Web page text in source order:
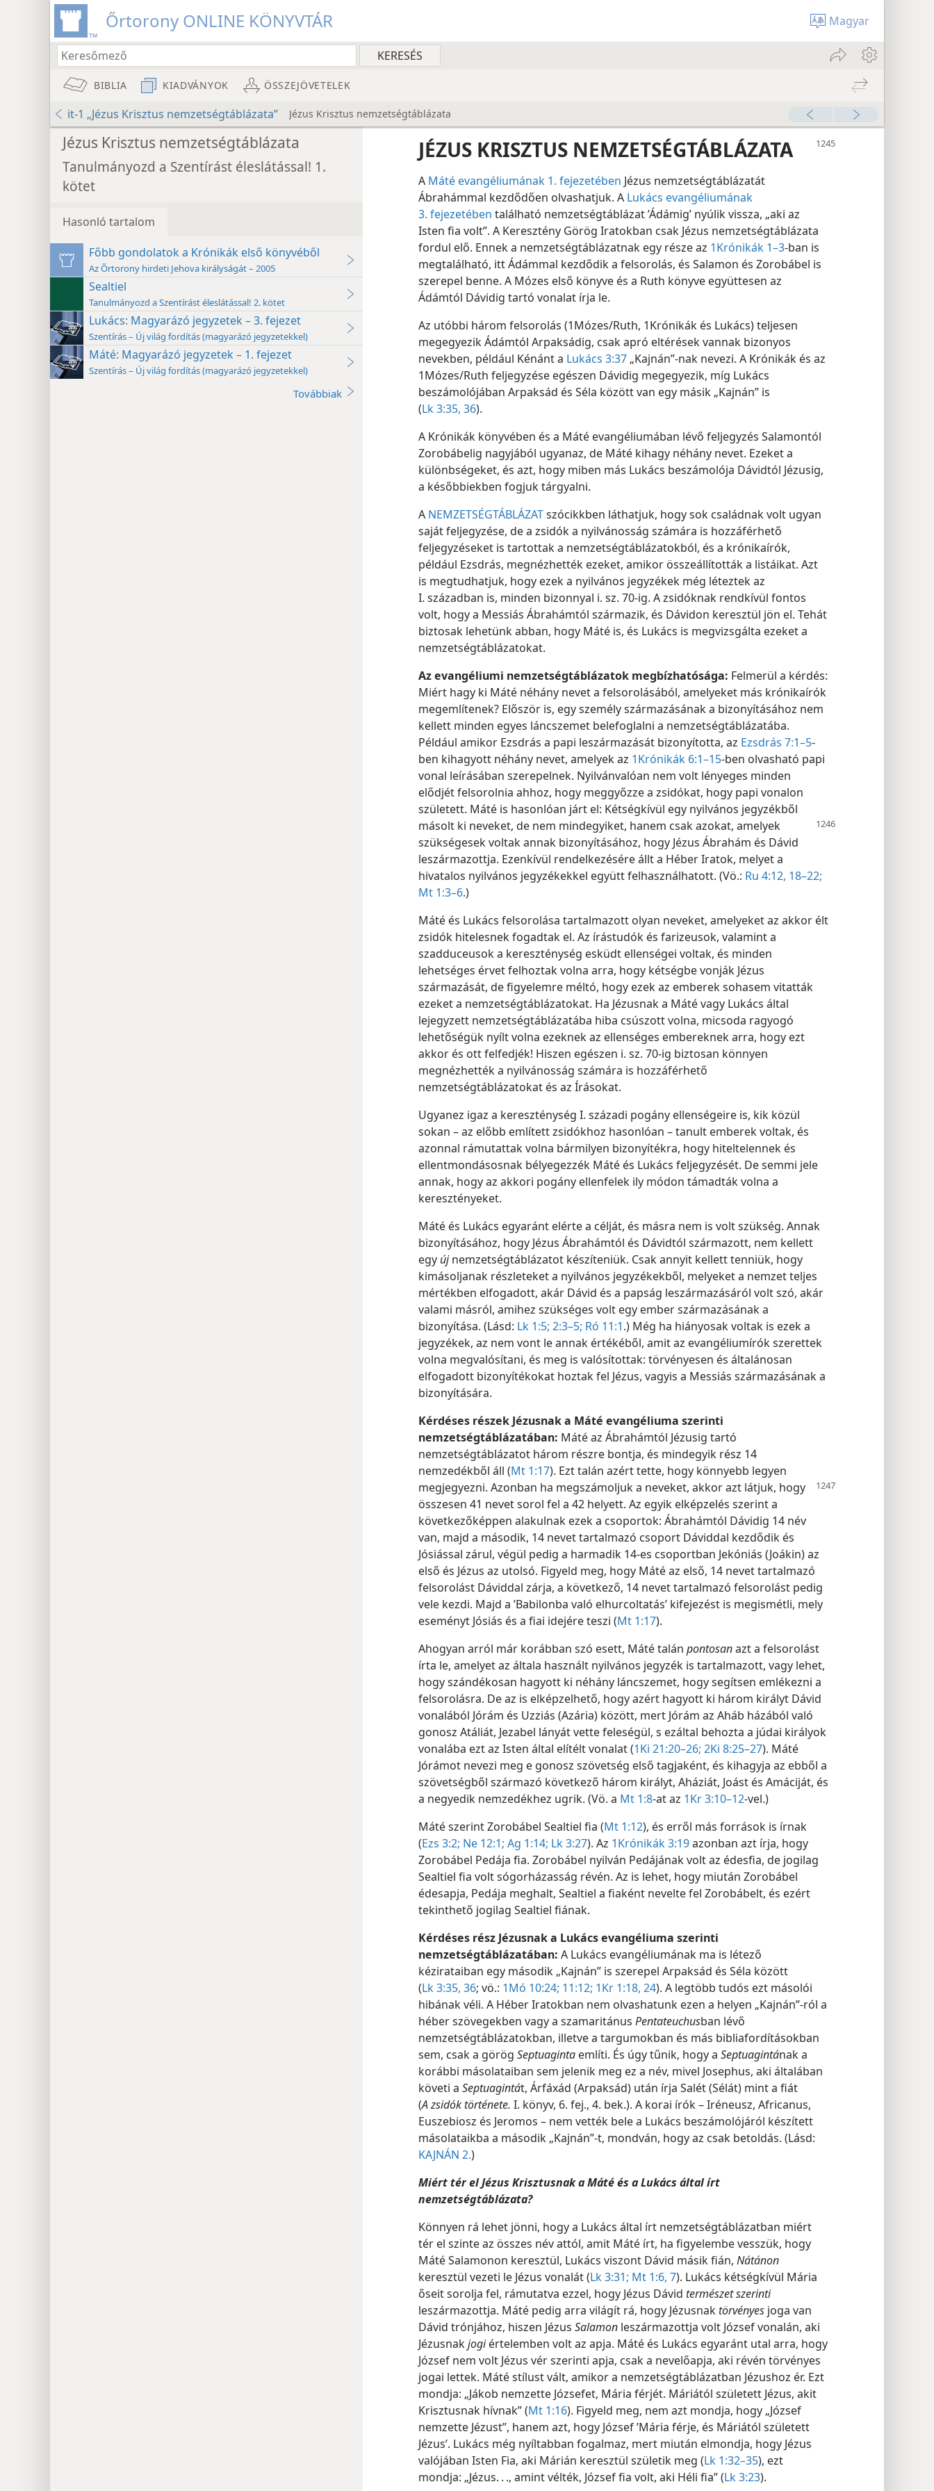
Őrtorony ONLINE KÖNYVTÁR Magyar
BIBLIA KIADVÁNYOK ÖSSZEJÖVETELEK
it-1 „Jézus Krisztus nemzetségtáblázata” Jézus Krisztus nemzetségtáblázata
Jézus Krisztus nemzetségtáblázata
Tanulmányozd a Szentírást éleslátással! 1.
kötet
Hasonló tartalom
Főbb gondolatok a Krónikák első könyvéből
Az Őrtorony hirdeti Jehova királyságát – 2005
Sealtiel
Tanulmányozd a Szentírást éleslátással! 2. kötet
Lukács: Magyarázó jegyzetek – 3. fejezet
Szentírás – Új világ fordítás (magyarázó jegyzetekkel)
Máté: Magyarázó jegyzetek – 1. fejezet
Szentírás – Új világ fordítás (magyarázó jegyzetekkel)
Továbbiak
JÉZUS KRISZTUS NEMZETSÉGTÁBLÁZATA
A Máté evangéliumának 1. fejezetében Jézus nemzetségtáblázatát
Ábrahámmal kezdődően olvashatjuk. A Lukács evangéliumának
3. fejezetében található nemzetségtáblázat ’Ádámig’ nyúlik vissza, „aki az
Isten fia volt”. A Keresztény Görög Iratokban csak Jézus nemzetségtáblázata
fordul elő. Ennek a nemzetségtáblázatnak egy része az 1Krónikák 1–3-ban is
megtalálható, itt Ádámmal kezdődik a felsorolás, és Salamon és Zorobábel is
szerepel benne. A Mózes első könyve és a Ruth könyve együttesen az
Ádámtól Dávidig tartó vonalat írja le.
Az utóbbi három felsorolás (1Mózes/Ruth, 1Krónikák és Lukács) teljesen
megegyezik Ádámtól Arpaksádig, csak apró eltérések vannak bizonyos
nevekben, például Kénánt a Lukács 3:37 „Kajnán”-nak nevezi. A Krónikák és az
1Mózes/Ruth feljegyzése egészen Dávidig megegyezik, míg Lukács
beszámolójában Arpaksád és Séla között van egy másik „Kajnán” is
(Lk 3:35, 36).
A Krónikák könyvében és a Máté evangéliumában lévő feljegyzés Salamontól
Zorobábelig nagyjából ugyanaz, de Máté kihagy néhány nevet. Ezeket a
különbségeket, és azt, hogy miben más Lukács beszámolója Dávidtól Jézusig,
a későbbiekben fogjuk tárgyalni.
A NEMZETSÉGTÁBLÁZATszócikkben láthatjuk, hogy sok családnak volt ugyan
saját feljegyzése, de a zsidók a nyilvánosság számára is hozzáférhető
feljegyzéseket is tartottak a nemzetségtáblázatokból, és a krónikaírók,
például Ezsdrás, megnézhették ezeket, amikor összeállították a listáikat. Azt
is megtudhatjuk, hogy ezek a nyilvános jegyzékek még léteztek az
I. században is, minden bizonnyal i. sz. 70-ig. A zsidóknak rendkívül fontos
volt, hogy a Messiás Ábrahámtól származik, és Dávidon keresztül jön el. Tehát
biztosak lehetünk abban, hogy Máté is, és Lukács is megvizsgálta ezeket a
nemzetségtáblázatokat.
Az evangéliumi nemzetségtáblázatok megbízhatósága: Felmerül a kérdés:
Miért hagy ki Máté néhány nevet a felsorolásából, amelyeket más krónikaírók
megemlítenek? Először is, egy személy származásának a bizonyításához nem
kellett minden egyes láncszemet belefoglalni a nemzetségtáblázatába.
Például amikor Ezsdrás a papi leszármazását bizonyította, az Ezsdrás 7:1–5-
ben kihagyott néhány nevet, amelyek az 1Krónikák 6:1–15-ben olvasható papi
vonal leírásában szerepelnek. Nyilvánvalóan nem volt lényeges minden
elődjét felsorolnia ahhoz, hogy meggyőzze a zsidókat, hogy papi vonalon
született. Máté is hasonlóan járt el: Kétségkívül egy nyilvános jegyzékből
másolt ki neveket, de nem mindegyiket, hanem csakazokat, amelyek
szükségesek voltak annak bizonyításához, hogy Jézus Ábrahám és Dávid
leszármazottja. Ezenkívül rendelkezésére állt a Héber Iratok, melyet a
hivatalos nyilvános jegyzékekkel együtt felhasználhatott. (Vö.: Ru 4:12, 18–22;
Mt 1:3–6.)
Máté és Lukács felsorolása tartalmazott olyan neveket, amelyeket az akkor élt
zsidók hitelesnek fogadtak el. Az írástudók és farizeusok, valamint a
szadduceusok a kereszténység esküdt ellenségei voltak, és minden
lehetséges érvet felhoztak volna arra, hogy kétségbe vonják Jézus
származását, de figyelemre méltó, hogy ezek az emberek sohasem vitatták
ezeket a nemzetségtáblázatokat. Ha Jézusnak a Máté vagy Lukács által
lejegyzett nemzetségtáblázatába hiba csúszott volna, micsoda ragyogó
lehetőségük nyílt volna ezeknek az ellenséges embereknek arra, hogy ezt
akkor és ott felfedjék! Hiszen egészen i. sz. 70-ig biztosan könnyen
megnézhették a nyilvánosság számára is hozzáférhető
nemzetségtáblázatokat és az Írásokat.
Ugyanez igaz a kereszténység I. századi pogány ellenségeire is, kik közül
sokan – az előbb említett zsidókhoz hasonlóan – tanult emberek voltak, és
azonnal rámutattak volna bármilyen bizonyítékra, hogy hiteltelennek és
ellentmondásosnak bélyegezzék Máté és Lukács feljegyzését. De semmi jele
annak, hogy az akkori pogány ellenfelek ily módon támadták volna a
keresztényeket.
Máté és Lukács egyaránt elérte a célját, és másra nem is volt szükség. Annak
bizonyításához, hogy Jézus Ábrahámtól és Dávidtól származott, nem kellett
egy újnemzetségtáblázatot készíteniük. Csak annyit kellett tenniük, hogy
kimásoljanak részleteket a nyilvános jegyzékekből, melyeket a nemzet teljes
mértékben elfogadott, akár Dávid és a papság leszármazásáról volt szó, akár
valami másról, amihez szükséges volt egy ember származásának a
bizonyítása. (Lásd: Lk 1:5; 2:3–5; Ró 11:1.) Még ha hiányosak voltak is ezek a
jegyzékek, az nem vont le annak értékéből, amit az evangéliumírók szerettek
volna megvalósítani, és meg is valósítottak: törvényesen és általánosan
elfogadott bizonyítékokat hoztak fel Jézus, vagyis a Messiás származásának a
bizonyítására.
Kérdéses részek Jézusnak a Máté evangéliuma szerinti
nemzetségtáblázatában: Máté az Ábrahámtól Jézusig tartó
nemzetségtáblázatot három részre bontja, és mindegyik rész 14
nemzedékből áll (Mt 1:17). Ezt talán azért tette, hogy könnyebb legyen
megjegyezni. Azonban ha megszámoljuk a neveket, akkor azt látjuk, hogy
összesen 41 nevet sorol fel a 42 helyett. Az egyik elképzelés szerint a
következőképpen alakulnak ezek a csoportok: Ábrahámtól Dávidig 14 név
van, majd a második, 14 nevet tartalmazó csoport Dáviddal kezdődik és
Jósiással zárul, végül pedig a harmadik 14-es csoportban Jekóniás (Joákin) az
első és Jézus az utolsó. Figyeld meg, hogy Máté az első, 14 nevet tartalmazó
felsorolást Dáviddal zárja, a következő, 14 nevet tartalmazó felsorolást pedig
vele kezdi. Majd a ’Babilonba való elhurcoltatás’ kifejezést is megismétli, mely
eseményt Jósiás és a fiai idejére teszi (Mt 1:17).
Ahogyan arról már korábban szó esett, Máté talán pontosanazt a felsorolást
írta le, amelyet az általa használt nyilvános jegyzék is tartalmazott, vagy lehet,
hogy szándékosan hagyott ki néhány láncszemet, hogy segítsen emlékezni a
felsorolásra. De az is elképzelhető, hogy azért hagyott ki három királyt Dávid
vonalából Jórám és Uzziás (Azária) között, mert Jórám az Aháb házából való
gonosz Atáliát, Jezabel lányát vette feleségül, s ezáltal behozta a júdai királyok
vonalába ezt az Isten által elítélt vonalat (1Ki 21:20–26; 2Ki 8:25–27). Máté
Jórámot nevezi meg e gonosz szövetség első tagjaként, és kihagyja az ebből a
szövetségből származó következő három királyt, Aháziát, Joást és Amáciját, és
a negyedik nemzedékhez ugrik. (Vö. a Mt 1:8-at az 1Kr 3:10–12-vel.)
Máté szerint Zorobábel Sealtiel fia (Mt 1:12), és erről más források is írnak
(Ezs 3:2; Ne 12:1; Ag 1:14; Lk 3:27). Az 1Krónikák 3:19azonban azt írja, hogy
Zorobábel Pedája fia. Zorobábel nyilván Pedájának volt az édesfia, de jogilag
Sealtiel fia volt sógorházasság révén. Az is lehet, hogy miután Zorobábel
édesapja, Pedája meghalt, Sealtiel a fiaként nevelte fel Zorobábelt, és ezért
tekinthető jogilag Sealtiel fiának.
Kérdéses rész Jézusnak a Lukács evangéliuma szerinti
nemzetségtáblázatában: A Lukács evangéliumának ma is létező
kézirataiban egy második „Kajnán” is szerepel Arpaksád és Séla között
(Lk 3:35, 36; vö.: 1Mó 10:24; 11:12; 1Kr 1:18, 24). A legtöbb tudós ezt másolói
hibának véli. A Héber Iratokban nem olvashatunk ezen a helyen „Kajnán”-ról a
héber szövegekben vagy a szamaritánus Pentateuchusban lévő
nemzetségtáblázatokban, illetve a targumokban és más bibliafordításokban
sem, csak a görög Septuaginta említi. És úgy tűnik, hogy a Septuagintának a
korábbi másolataiban sem jelenik meg ez a név, mivel Josephus, aki általában
követi a Septuagintát, Árfáxád (Arpaksád) után írja Salét (Sélát) mint a fiát
(A zsidók története. I. könyv, 6. fej., 4. bek.). A korai írók – Iréneusz, Africanus,
Euszebiosz és Jeromos – nem vették bele a Lukács beszámolójáról készített
másolataikba a második „Kajnán”-t, mondván, hogy az csak betoldás. (Lásd:
KAJNÁN 2.)
Miért tér el Jézus Krisztusnak a Máté és a Lukács által írt
nemzetségtáblázata?
Könnyen rá lehet jönni, hogy a Lukács által írt nemzetségtáblázatban miért
tér el szinte az összes név attól, amit Máté írt, ha figyelembe vesszük, hogy
Máté Salamonon keresztül, Lukács viszont Dávid másik fián, Nátánon
keresztül vezeti le Jézus vonalát (Lk 3:31; Mt 1:6, 7). Lukács kétségkívül Mária
őseit sorolja fel, rámutatva ezzel, hogy Jézus Dávid természet szerinti
leszármazottja. Máté pedig arra világít rá, hogy Jézusnak törvényes joga van
Dávid trónjához, hiszen Jézus Salamon leszármazottja volt József vonalán, aki
Jézusnakjogiértelemben volt az apja. Máté és Lukács egyaránt utal arra, hogy
József nem volt Jézus vér szerinti apja, csak a nevelőapja, aki révén törvényes
jogai lettek. Máté stílust vált, amikor a nemzetségtáblázatban Jézushoz ér. Ezt
mondja: „Jákob nemzette Józsefet, Mária férjét. Máriától született Jézus, akit
Krisztusnak hívnak” (Mt 1:16). Figyeld meg, nem azt mondja, hogy „József
nemzette Jézust”, hanem azt, hogy József ’Mária férje, és Máriától született
Jézus’. Lukács még nyíltabban fogalmaz, mert miután elmondja, hogy Jézus
valójában Isten Fia, aki Márián keresztül születik meg (Lk 1:32–35), ezt
mondja: „Jézus. . ., amint vélték, József fia volt, aki Héli fia” (Lk 3:23).